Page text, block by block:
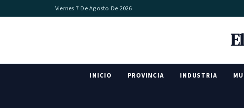
Viernes 7 De Agosto De 2026
INICIO PROVINCIA INDUSTRIA